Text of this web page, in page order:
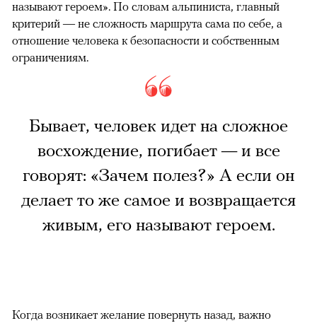
называют героем». По словам альпиниста, главный
критерий — не сложность маршрута сама по себе, а
отношение человека к безопасности и собственным
ограничениям.
Бывает, человек идет на сложное
восхождение, погибает — и все
говорят: «Зачем полез?» А если он
делает то же самое и возвращается
живым, его называют героем.
Когда возникает желание повернуть назад, важно